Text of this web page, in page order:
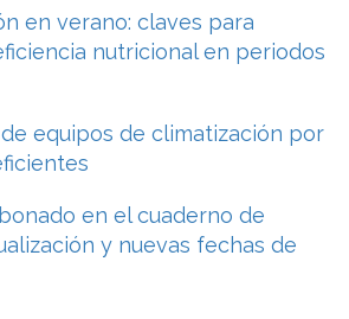
en verano: claves para
nutricional en periodos
equipos de climatización por